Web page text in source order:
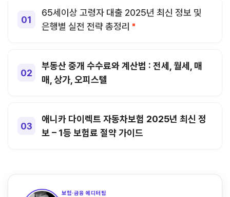
65세이상 고령자 대출 2025년 최신 정보 및
은행별 실전 전략 총정리
부동산 중개 수수료와 계산법 : 전세, 월세, 매
매, 상가, 오피스텔
애니카 다이렉트 자동차보험 2025년 최신 정
보 – 1등 보험료 절약 가이드
보험·금융 에디터팀